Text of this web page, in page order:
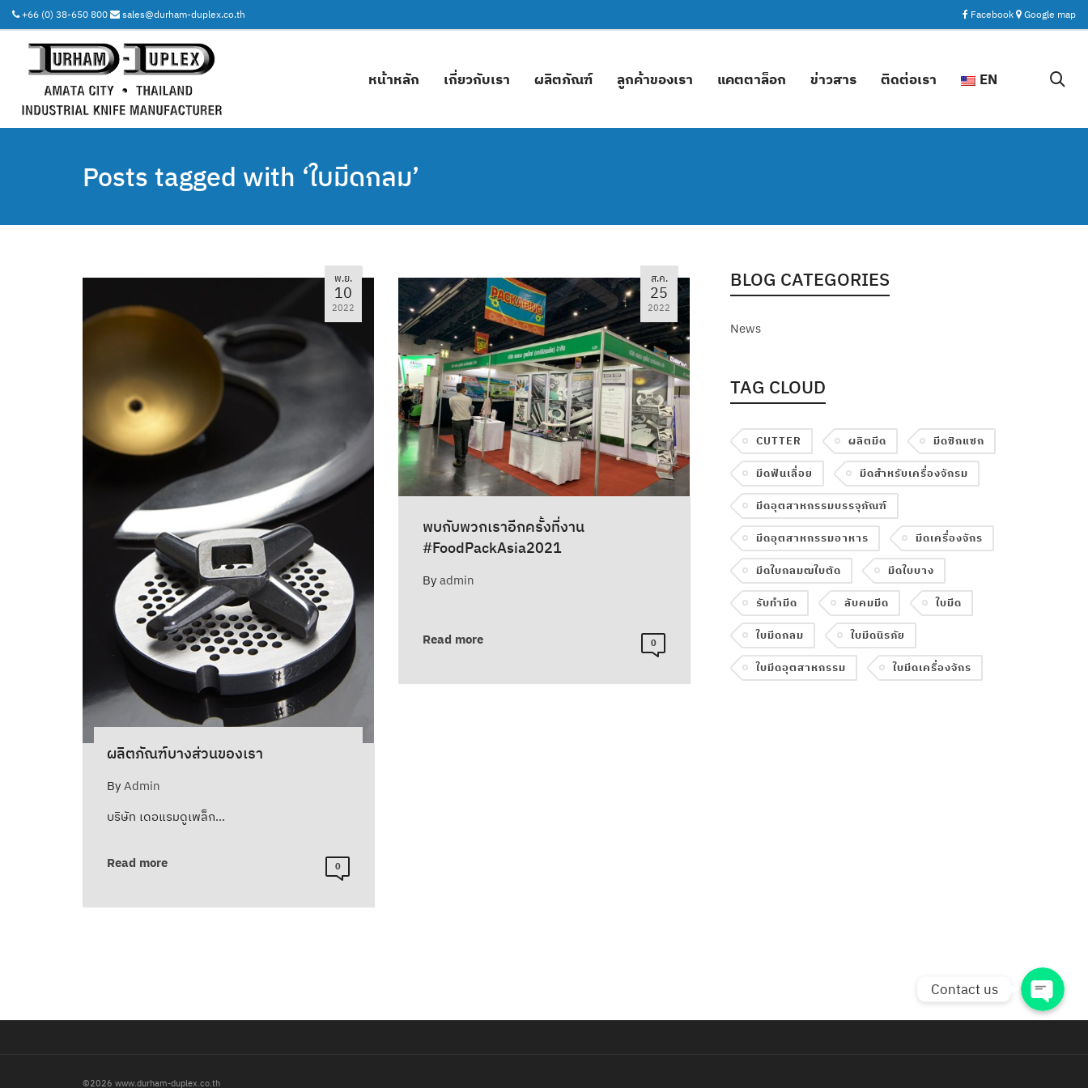
+66 (0) 38-650 800 sales@durham-duplex.co.th Facebook Google map
หน้าหลัก เกี่ยวกับเรา ผลิตภัณฑ์ ลูกค้าของเรา แคตตาล็อก ข่าวสาร ติดต่อเรา EN
Posts tagged with ‘ใบมีดกลม’
พ.ย.
10
2022
ผลิตภัณฑ์บางส่วนของเรา
By Admin
บริษัท เดอแรมดูเพล็ก…
Read more 0
ส.ค.
25
2022
พบกับพวกเราอีกครั้งที่งาน
#FoodPackAsia2021
By admin
Read more 0
BLOG CATEGORIES
News
TAG CLOUD
CUTTER ผลิตมีด มีดซิกแซก
มีดฟันเลื่อย มีดสำหรับเครื่องจักรม
มีดอุตสาหกรรมบรรจุภัณฑ์
มีดอุตสาหกรรมอาหาร มีดเครื่องจักร
มีดใบกลมฒใบตัด มีดใบบาง
รับทำมีด ลับคมมีด ใบมีด
ใบมีดกลม ใบมีดนิรภัย
ใบมีดอุตสาหกรรม ใบมีดเครื่องจักร
©2026 www.durham-duplex.co.th
Contact us